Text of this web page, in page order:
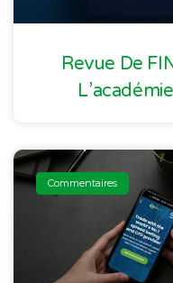
Revue De
Commentaires